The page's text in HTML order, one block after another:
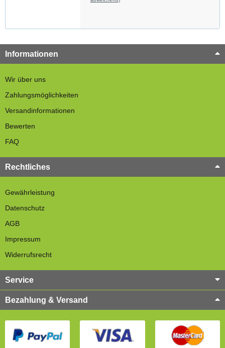
Informationen
Wir über uns
Zahlungsmöglichkeiten
Versandinformationen
Bewerten
FAQ
Rechtliches
Gewährleistung
Datenschutz
AGB
Impressum
Widerrufsrecht
Service
Bezahlung & Versand